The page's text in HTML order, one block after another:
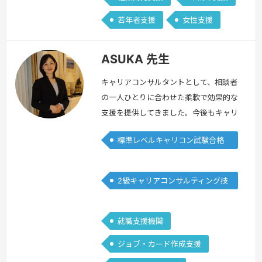
若年者支援 女性支援
ASUKA 先生
キャリアコンサルタントとして、相談者
の一人ひとりに合わせた柔軟で効果的な
支援を提供してきました。今後もキャリ
て、実践的でわかりやすい指導を心が
います。私自身キャリアコンサルタント
の学びは常に新鮮で毎回新たな気づきが
楽しさを感じられる時間にしていきまし
ょう。続きを見る »
標準レベルキャリコン試験合格
2級キャリアコンサルティング技
就職支援機関
ジョブ・カード作成支援